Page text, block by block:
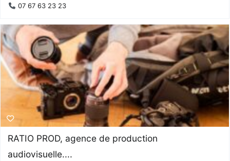
07 67 63 23 23
RATIO PROD, agence de production
audiovisuelle....